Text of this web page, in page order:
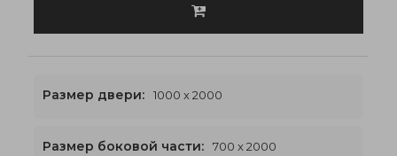
Размер двери: 1000 x 2000
Размер боковой части: 700 x 2000